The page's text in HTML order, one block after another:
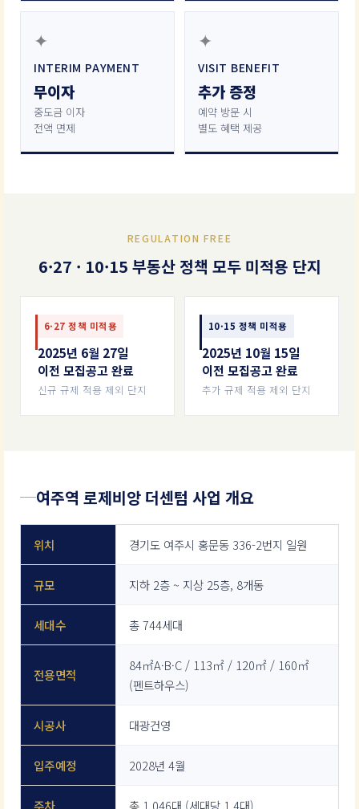
✦
INTERIM PAYMENT
무이자
중도금 이자
전액 면제
✦
VISIT BENEFIT
추가 증정
예약 방문 시
별도 혜택 제공
REGULATION FREE
6·27 · 10·15 부동산 정책 모두 미적용 단지
6·27 정책 미적용
2025년 6월 27일
이전 모집공고 완료
신규 규제 적용 제외 단지
10·15 정책 미적용
2025년 10월 15일
이전 모집공고 완료
추가 규제 적용 제외 단지
여주역 로제비앙 더센텀 사업 개요
위치 경기도 여주시 홍문동 336-2번지 일원
규모 지하 2층 ~ 지상 25층, 8개동
세대수 총 744세대
전용면적
84㎡A·B·C / 113㎡ / 120㎡ / 160㎡
(펜트하우스)
시공사 대광건영
입주예정 2028년 4월
주차 총 1,046대 (세대당 1.4대)